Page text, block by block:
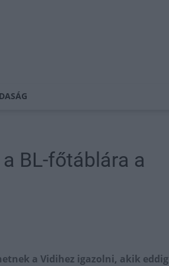
BL-főtáblára a
a Vidihez igazolni, akik eddig